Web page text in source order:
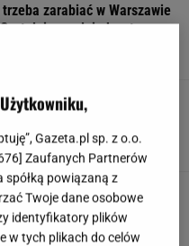
zarabiać w Warszawie
podają kwoty
zawieszony w PiS. "Zrobi
do Brukseli"
6 tys. zł. Ogromne
Gazeta.pl sp. z o.o.
] Zaufanych Partnerów
spółką powiązaną z
Twoje dane osobowe
identyfikatory plików
w tych plikach do celów